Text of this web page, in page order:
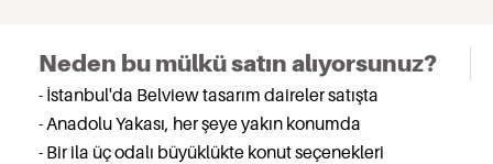
Neden bu mülkü satın alıyorsunuz?
- İstanbul'da Belview tasarım daireler satışta
- Anadolu Yakası, her şeye yakın konumda
- Bir ila üç odalı büyüklükte konut seçenekleri